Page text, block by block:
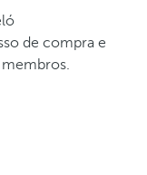
de compra e